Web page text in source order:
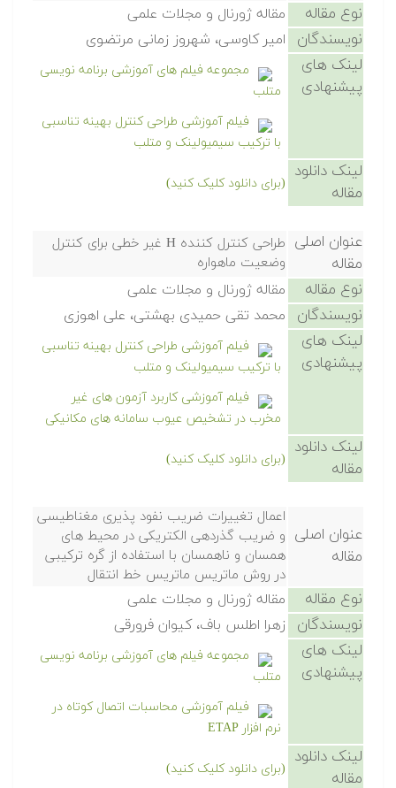
نوع مقاله مقاله ژورنال و مجلات علمی
نویسندگان امیر کاوسی، شهروز زمانی مرتضوی
لینک های
پیشنهادی
مجموعه فیلم های آموزشی برنامه نویسی
متلب
فیلم آموزشی طراحی کنترل بهینه تناسبی
با ترکیب سیمیولینک و متلب
لینک دانلود
مقاله
(برای دانلود کلیک کنید)
عنوان اصلی
مقاله
طراحی کنترل کننده H غیر خطی برای کنترل
وضعیت ماهواره
نوع مقاله مقاله ژورنال و مجلات علمی
نویسندگان محمد تقی حمیدی بهشتی، علی اهوزی
لینک های
پیشنهادی
فیلم آموزشی طراحی کنترل بهینه تناسبی
با ترکیب سیمیولینک و متلب
فیلم آموزشی کاربرد آزمون های غیر
مخرب در تشخیص عیوب سامانه های مکانیکی
لینک دانلود
مقاله
(برای دانلود کلیک کنید)
عنوان اصلی
مقاله
اعمال تغییرات ضریب نفود پذیری مغناطیسی
و ضریب گذردهی الکتریکی در محیط های
همسان و ناهمسان با استفاده از گره ترکیبی
در روش ماتریس ماتریس خط انتقال
نوع مقاله مقاله ژورنال و مجلات علمی
نویسندگان زهرا اطلس باف، کیوان فرورقی
لینک های
پیشنهادی
مجموعه فیلم های آموزشی برنامه نویسی
متلب
فیلم آموزشی محاسبات اتصال کوتاه در
نرم افزار ETAP
لینک دانلود
مقاله
(برای دانلود کلیک کنید)